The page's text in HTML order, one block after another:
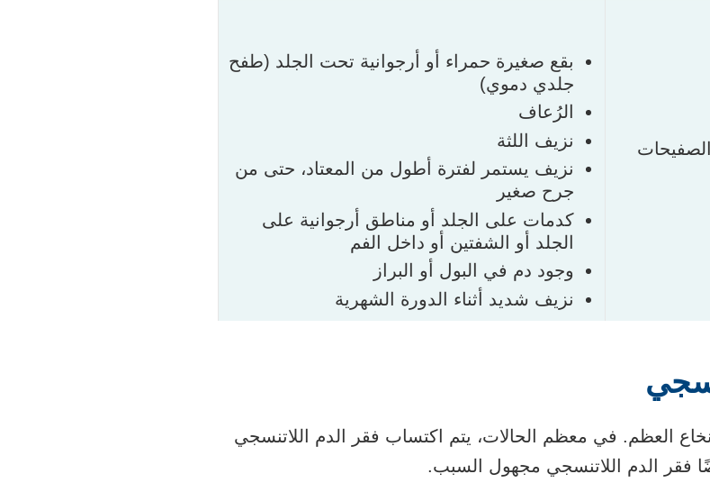
بقع صغيرة حمراء أو أرجوانية تحت الجلد (طفح
جلدي دموي)
الرُعاف
نزيف اللثة
نزيف يستمر لفترة أطول من المعتاد، حتى من
جرح صغير
كدمات على الجلد أو مناطق أرجوانية على
الجلد أو الشفتين أو داخل الفم
وجود دم في البول أو البراز
نزيف شديد أثناء الدورة الشهرية
العظم. في معظم الحالات، يتم اكتساب فقر الدم اللاتنسجي
فقر الدم اللاتنسجي مجهول السبب.